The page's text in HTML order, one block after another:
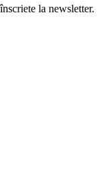
la newsletter.